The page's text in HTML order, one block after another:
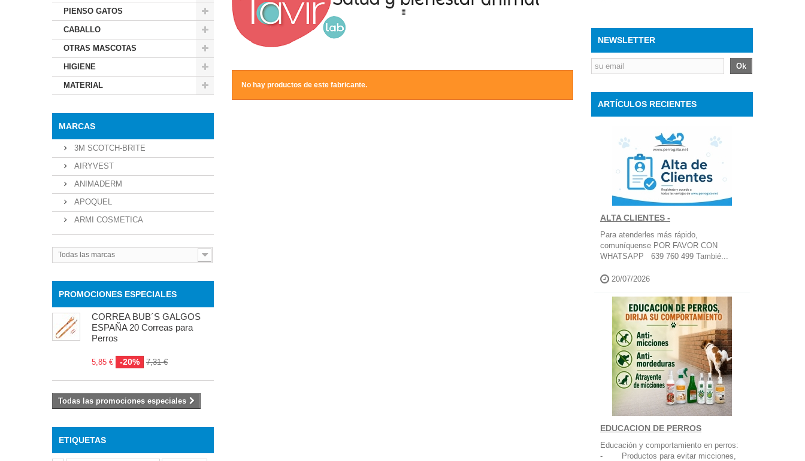
PIENSO GATOS
CABALLO
OTRAS MASCOTAS
HIGIENE
MATERIAL
MARCAS
3M SCOTCH-BRITE
AIRYVEST
ANIMADERM
APOQUEL
ARMI COSMETICA
Todas las marcas
PROMOCIONES ESPECIALES
CORREA BUB´S GALGOS
ESPAÑA 20 Correas para
Perros
5,85 € -20% 7,31 €
Todas las promociones especiales
ETIQUETAS
No hay productos de este fabricante.
NEWSLETTER
Ok
ARTÍCULOS RECIENTES
ALTA CLIENTES -
Para atenderles más rápido,
comuníquense POR FAVOR CON
WHATSAPP 639 760 499 Tambié...
20/07/2026
EDUCACION DE PERROS
Educación y comportamiento en perros:
- Productos para evitar micciones,